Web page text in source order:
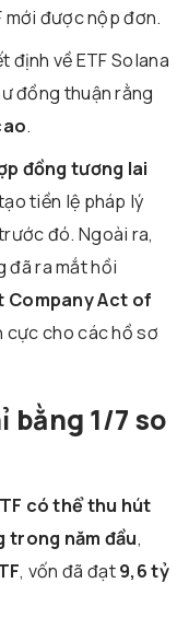
mới được nộp đơn.
định về ETF Solana
đồng thuận rằng
.
đồng tương lai
tiền lệ pháp lý
đó. Ngoài ra,
đã ra mắt hồi
Company Act of
cực cho các hồ sơ
bằng 1/7 so
có thể thu hút
trong năm đầu,
, vốn đã đạt9,6 tỷ